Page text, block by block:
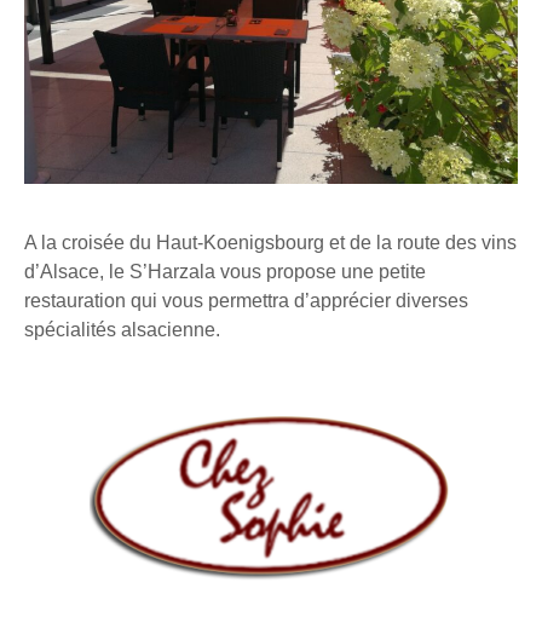
A la croisée du Haut-Koenigsbourg et de la route des vins
d’Alsace, le S’Harzala vous propose une petite
restauration qui vous permettra d’apprécier diverses
spécialités alsacienne.